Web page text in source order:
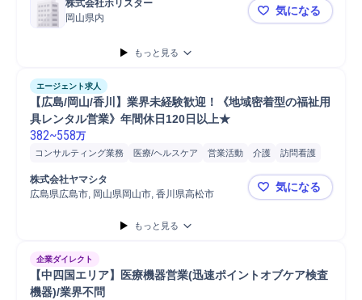
株式会社ホリスター
岡山県内
【西日本/
気になる
もっと見る
エージェント求人
【広島/岡山/香川】業界未経験歓迎！《地域密着型の福祉用
382~558万
コンサルティング業務 医療/ヘルスケア 営業活動 介護
訪問看護
提案
介護保険
株式会社ヤマシタ
広島県広島市, 岡山県岡山市, 香川県高松市
【広島/岡
気になる
もっと見る
企業ダイレクト
【中四国エリア】医療機器営業(迅速ポイントオブケア検査
機器)/業界不問